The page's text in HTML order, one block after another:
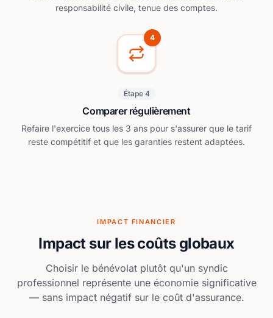
responsabilité civile, tenue des comptes.
4
Étape 4
Comparer régulièrement
Refaire l'exercice tous les 3 ans pour s'assurer que le tarif
reste compétitif et que les garanties restent adaptées.
IMPACT FINANCIER
Impact sur les coûts globaux
Choisir le bénévolat plutôt qu'un syndic
professionnel représente une économie significative
— sans impact négatif sur le coût d'assurance.